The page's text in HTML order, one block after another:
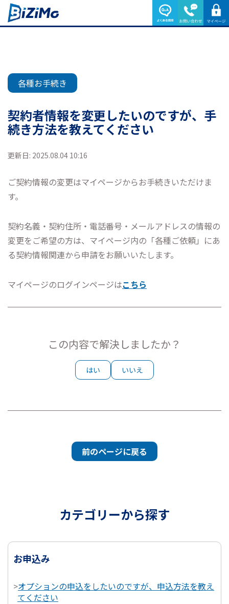
各種お手続き
契約者情報を変更したいのですが、手
続き方法を教えてください
更新日: 2025.08.04 10:16
ご契約情報の変更はマイページからお手続きいただけま
す。
契約名義・契約住所・電話番号・メールアドレスの情報の
変更をご希望の方は、マイページ内の「各種ご依頼」にあ
る契約情報関連から申請をお願いいたします。
マイページのログインページはこちら
この内容で解決しましたか？
はい いいえ
前のページに戻る
カテゴリーから探す
お申込み
>オプションの申込をしたいのですが、申込方法を教え
てください